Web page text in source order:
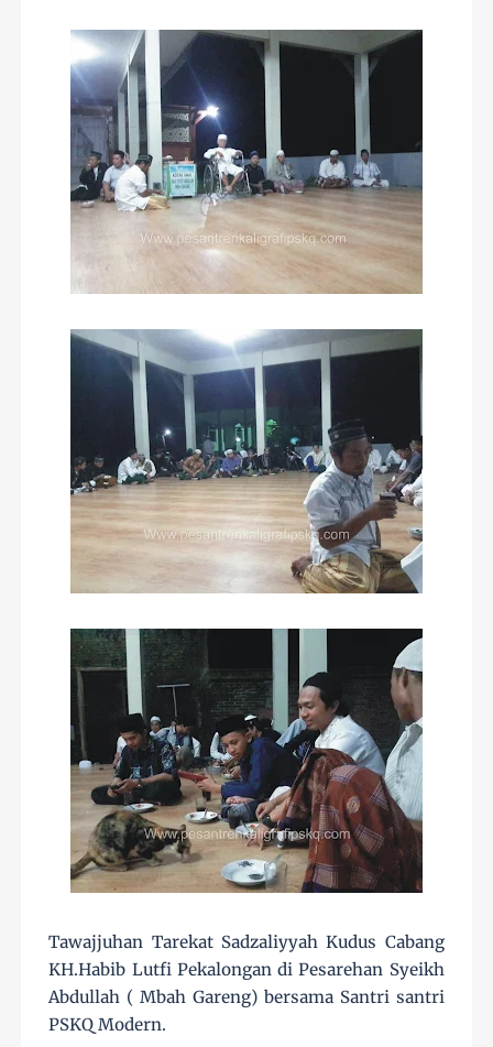
Tawajjuhan Tarekat Sadzaliyyah Kudus Cabang
KH.Habib Lutfi Pekalongan di Pesarehan Syeikh
Abdullah ( Mbah Gareng) bersama Santri santri
PSKQ Modern.